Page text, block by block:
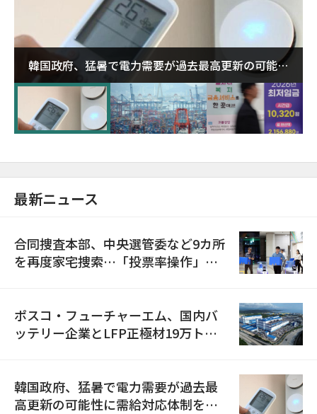
韓国政府、猛暑で電力需要が過去最高更新の可能性
に需給対応体制を点検
最新ニュース
合同捜査本部、中央選管委など9カ所
を再度家宅捜索…「投票率操作」の
ポスコ・フューチャーエム、国内バ
ッテリー企業とLFP正極材19万トン
韓国政府、猛暑で電力需要が過去最
高更新の可能性に需給対応体制を点